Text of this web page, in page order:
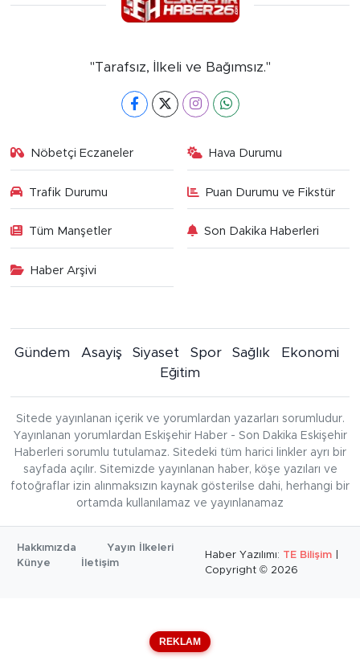
"Tarafsız, İlkeli ve Bağımsız."
Nöbetçi Eczaneler Hava Durumu
Trafik Durumu Puan Durumu ve Fikstür
Tüm Manşetler Son Dakika Haberleri
Haber Arşivi
Gündem Asayiş Siyaset Spor Sağlık
Ekonomi
Eğitim
Sitede yayınlanan içerik ve yorumlardan yazarları sorumludur.
Yayınlanan yorumlardan Eskişehir Haber - Son Dakika Eskişehir
Haberleri sorumlu tutulamaz. Sitedeki tüm harici linkler ayrı bir
sayfada açılır. Sitemizde yayınlanan haber, köşe yazıları ve
fotoğraflar izin alınmaksızın kaynak gösterilse dahi, herhangi bir
ortamda kullanılamaz ve yayınlanamaz
Hakkımızda
Yayın İlkeleri
Künye
İletişim
Haber Yazılımı: TE Bilişim
Copyright © 2026
REKLAM